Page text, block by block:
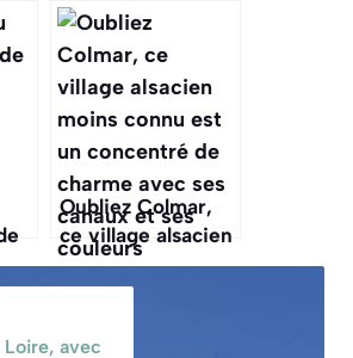
charmant, une
halte paisible sur
le Canal du Rhône
à Sète cet
automne
Oubliez Colmar,
ce village alsacien
moins connu est
un concentré de
canaux et ses
avec